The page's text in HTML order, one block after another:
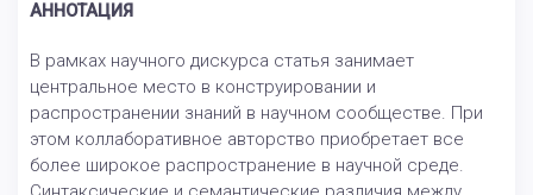
АННОТАЦИЯ
В рамках научного дискурса статья занимает
центральное место в конструировании и
распространении знаний в научном сообществе. При
этом коллаборативное авторство приобретает все
более широкое распространение в научной среде.